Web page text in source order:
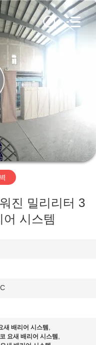
진 밀리리터 3
시스템
새 배리어 시스템 ,
요새 배리어 시스템 ,